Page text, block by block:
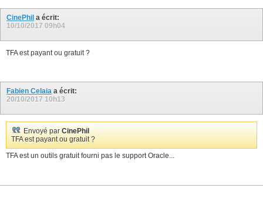
40
41
44
48
49
50
53
54
55
56
57
60
Copying plug-ins
. . . . . . . . .
of the included audit checks require root
1. Enter 1 if you will enter root password for each
3. Enter 3 to skip the root privileged collections
CinePhil a écrit:
10/10/2017 09h04
TFA est payant ou gratuit ?
Fabien Celaia a écrit:
20/10/2017 10h13
Envoyé par CinePhil
TFA est payant ou gratuit ?
TFA est un outils gratuit fourni pas le support Oracle...